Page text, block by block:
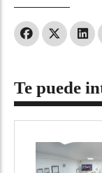
Te puede